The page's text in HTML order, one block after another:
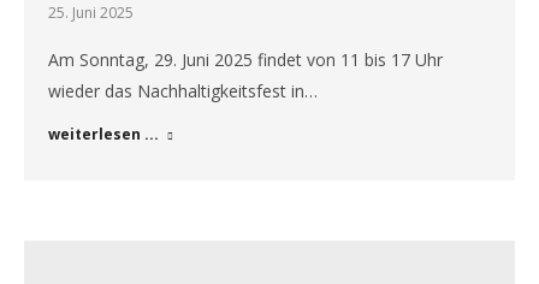
25. Juni 2025
Am Sonntag, 29. Juni 2025 findet von 11 bis 17 Uhr
wieder das Nachhaltigkeitsfest in…
weiterlesen ...